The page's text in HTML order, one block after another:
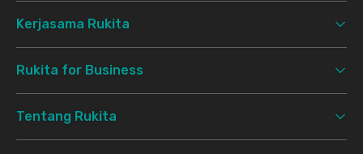
Kerjasama Rukita
Rukita for Business
Tentang Rukita